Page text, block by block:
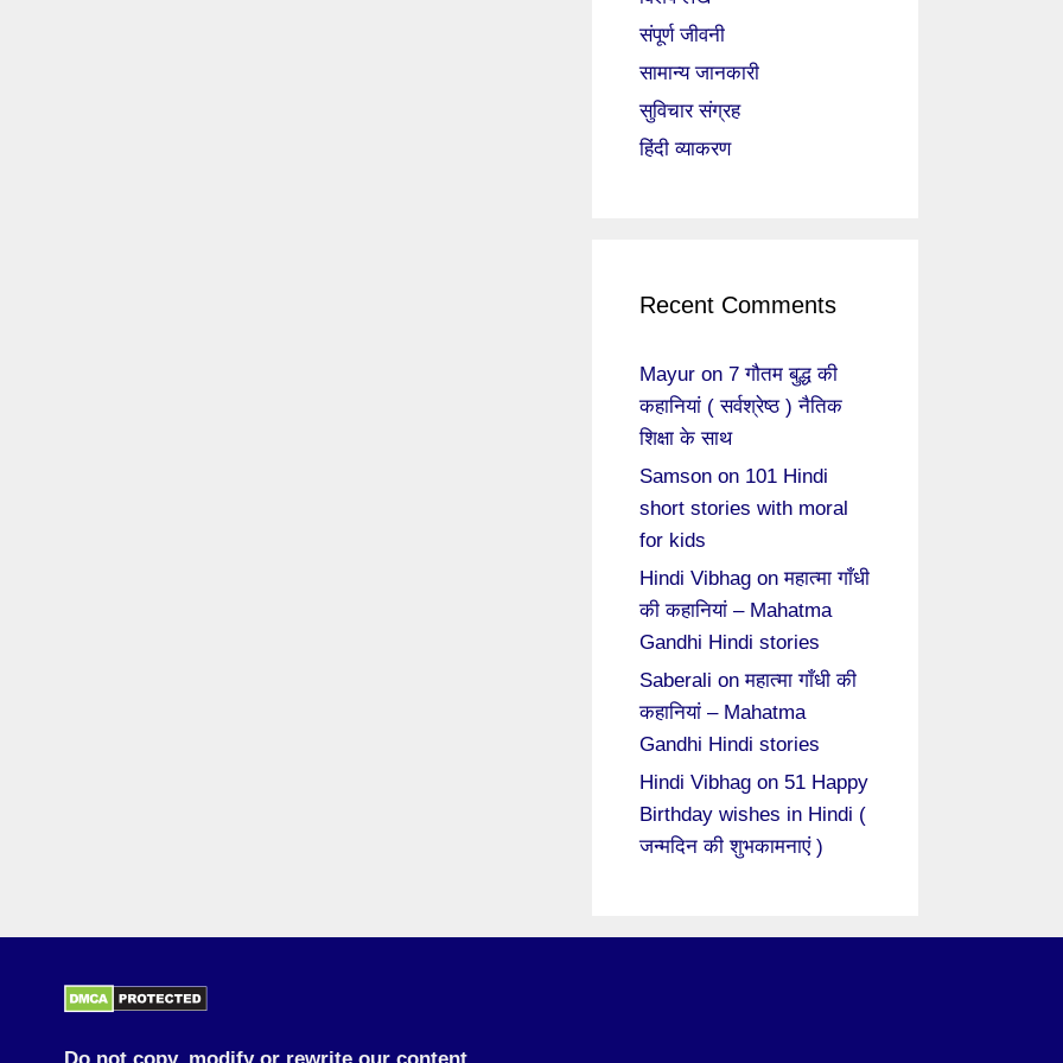
संपूर्ण जीवनी
सामान्य जानकारी
सुविचार संग्रह
हिंदी व्याकरण
Recent Comments
Mayur on 7 गौतम बुद्ध की
कहानियां ( सर्वश्रेष्ठ ) नैतिक
शिक्षा के साथ
Samson on 101 Hindi
short stories with moral
for kids
Hindi Vibhag onमहात्मा गाँधी
की कहानियां – Mahatma
Gandhi Hindi stories
Saberali onमहात्मा गाँधी की
कहानियां – Mahatma
Gandhi Hindi stories
Hindi Vibhag on 51 Happy
Birthday wishes in Hindi (
जन्मदिन की शुभकामनाएं )